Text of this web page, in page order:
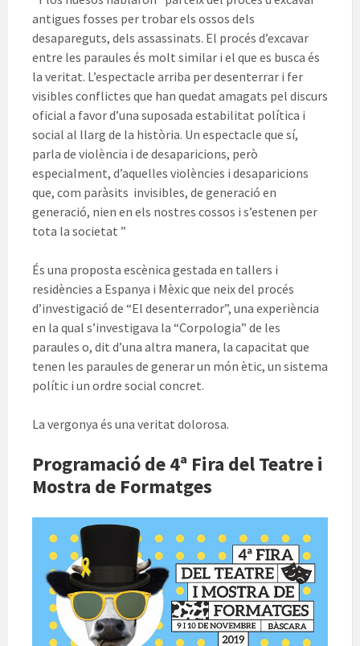
antigues fosses per trobar els ossos dels
desapareguts, dels assassinats. El procés d’excavar
entre les paraules és molt similar i el que es busca és
la veritat. L’espectacle arriba per desenterrar i fer
visibles conflictes que han quedat amagats pel discurs
oficial a favor d’una suposada estabilitat política i
social al llarg de la història. Un espectacle que sí,
parla de violència i de desaparicions, però
especialment, d’aquelles violències i desaparicions
que, com paràsits invisibles, de generació en
generació, nien en els nostres cossos i s’estenen per
tota la societat ”
És una proposta escènica gestada en tallers i
residències a Espanya i Mèxic que neix del procés
d’investigació de “El desenterrador”, una experiència
en la qual s’investigava la “Corpologia” de les
paraules o, dit d’una altra manera, la capacitat que
tenen les paraules de generar un món ètic, un sistema
polític i un ordre social concret.
La vergonya és una veritat dolorosa.
Programació de 4ª Fira del Teatre i
Mostra de Formatges